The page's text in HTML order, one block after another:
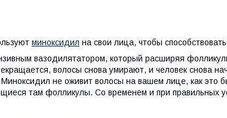
миноксидил на свои лица, чтобы
вазодилятатором, который расширяя
волосы снова умирают, и человек снова
не оживит волосы на вашем лице, как это
там фолликулы. Со временем и при правильных